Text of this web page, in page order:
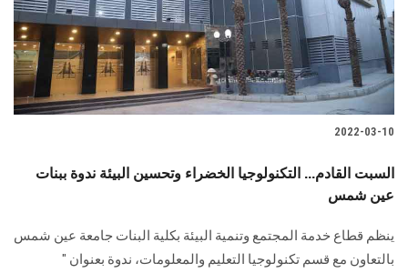
2022-03-10
السبت القادم... التكنولوجيا الخضراء وتحسين البيئة ندوة ببنات
عين شمس
ينظم قطاع خدمة المجتمع وتنمية البيئة بكلية البنات جامعة عين شمس
بالتعاون مع قسم تكنولوجيا التعليم والمعلومات، ندوة بعنوان "